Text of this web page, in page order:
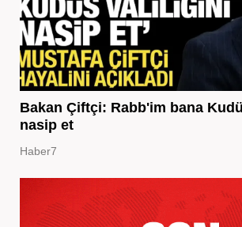
Bakan Çiftçi: Rabb'im bana
nasip et
Haber7